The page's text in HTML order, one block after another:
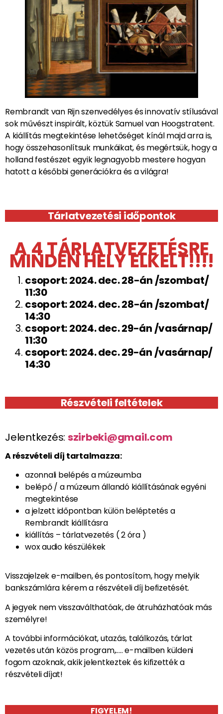
Rembrandt van Rijn szenvedélyes és innovatív stílusával
sok művészt inspirált, köztük Samuel van Hoogstratent.
A kiállítás megtekintése lehetőséget kínál majd arra is,
hogy összehasonlítsuk munkáikat, és megértsük, hogy a
holland festészet egyik legnagyobb mestere hogyan
hatott a későbbi generációkra és a világra!
Tárlatvezetési időpontok
A 4 TÁRLATVEZETÉSRE
MINDEN HELY ELKELT!!!!
csoport: 2024. dec. 28-án /szombat/
11:30
csoport: 2024. dec. 28-án /szombat/
14:30
csoport: 2024. dec. 29-án /vasárnap/
11:30
csoport: 2024. dec. 29-án /vasárnap/
14:30
Részvételi feltételek
Jelentkezés: szirbeki@gmail.com
A részvételi díj tartalmazza:
azonnali belépés a múzeumba
belépő / a múzeum állandó kiállításának egyéni
megtekintése
a jelzett időpontban külön beléptetés a
Rembrandt kiállításra
kiállítás – tárlatvezetés ( 2 óra )
wox audio készülékek
Visszajelzek e-mailben, és pontosítom, hogy melyik
bankszámlára kérem a részvételi díj befizetését.
A jegyek nem visszaválthatóak, de átruházhatóak más
személyre!
A további információkat, utazás, találkozás, tárlat
vezetés után közös program,….. e-mailben küldeni
fogom azoknak, akik jelentkeztek és kifizették a
részvételi díjat!
FIGYELEM!